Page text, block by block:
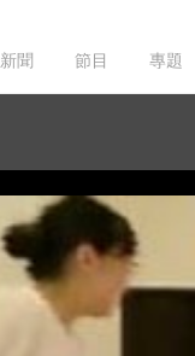
新聞 節目 專題